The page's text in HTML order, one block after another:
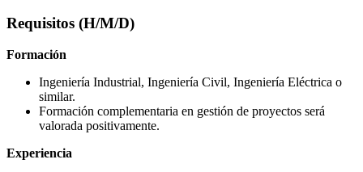
Requisitos (H/M/D)
Formación
Ingeniería Industrial, Ingeniería Civil, Ingeniería Eléctrica o
similar.
Formación complementaria en gestión de proyectos será
valorada positivamente.
Experiencia